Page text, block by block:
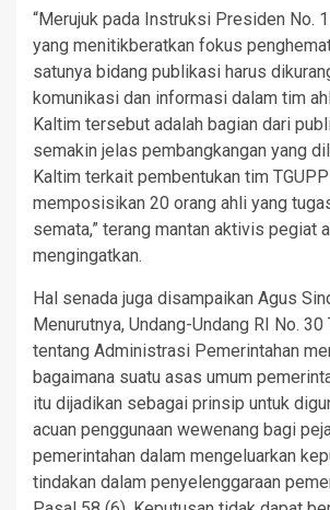
“Merujuk pada Instruksi Presiden No.
yang menitikberatkan fokus
satunya bidang publikasi harus
komunikasi dan informasi dalam tim
Kaltim tersebut adalah bagian dari
semakin jelas pembangkangan yang
Kaltim terkait pembentukan tim
memposisikan 20 orang ahli yang
semata,” terang mantan aktivis pegiat
mengingatkan.
Hal senada juga disampaikan Agus
Menurutnya, Undang-Undang RI No. 30
tentang Administrasi Pemerintahan
bagaimana suatu asas umum
itu dijadikan sebagai prinsip untuk
acuan penggunaan wewenang bagi
pemerintahan dalam mengeluarkan
tindakan dalam penyelenggaraan